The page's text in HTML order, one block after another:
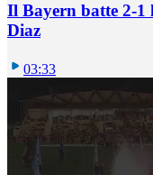
Il Bayern batte 2-
Diaz
03:33